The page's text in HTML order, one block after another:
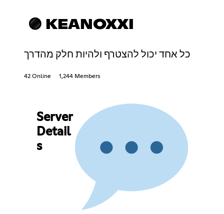
🟣 KEANOXXI
כל אחד יכול להצטרף ולהיות חלק מהדרך
42 Online 1,244 Members
Server
Detail
s